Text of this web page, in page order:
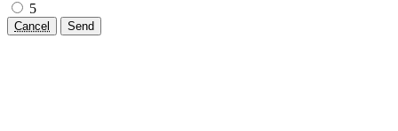
5
Cancel Send